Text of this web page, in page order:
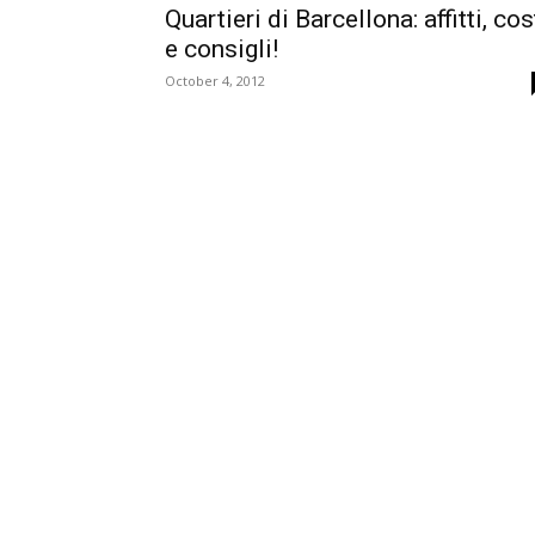
Quartieri di Barcellona: affitti,
e consigli!
October 4, 2012